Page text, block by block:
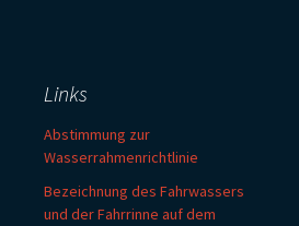
Links
Abstimmung zur
Wasserrahmenrichtlinie
Bezeichnung des Fahrwassers
und der Fahrrinne auf dem